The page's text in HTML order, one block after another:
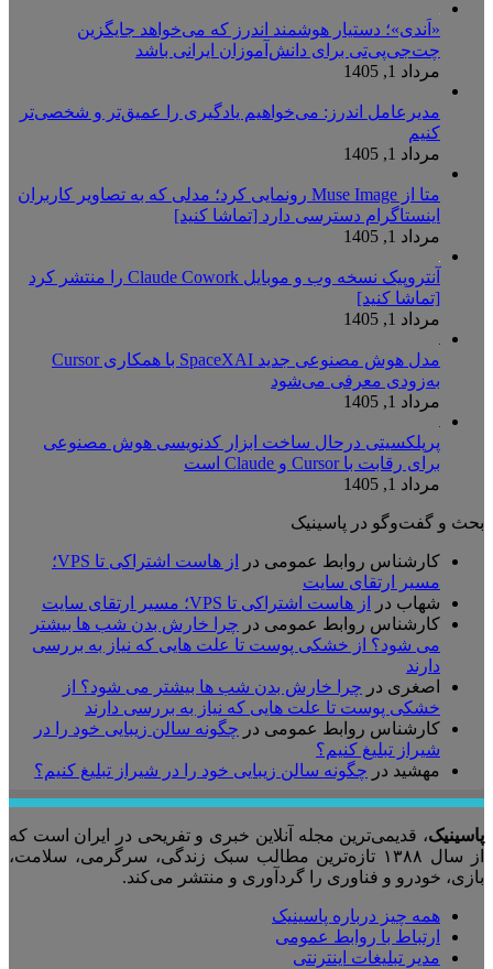
«اَندی»؛ دستیار هوشمند اندرز که می‌خواهد جایگزین
چت‌جی‌پی‌تی برای دانش‌آموزان ایرانی باشد
مرداد 1, 1405
مدیرعامل اندرز: می‌خواهیم یادگیری را عمیق‌تر و شخصی‌تر
کنیم
مرداد 1, 1405
متا از Muse Image رونمایی کرد؛ مدلی که به تصاویر کاربران
اینستاگرام دسترسی دارد [تماشا کنید]
مرداد 1, 1405
آنتروپیک نسخه وب و موبایل Claude Cowork را منتشر کرد
[تماشا کنید]
مرداد 1, 1405
مدل هوش مصنوعی جدید SpaceXAI با همکاری Cursor
به‌زودی معرفی می‌شود
مرداد 1, 1405
پرپلکسیتی درحال ساخت ابزار کدنویسی هوش مصنوعی
برای رقابت با Cursor و Claude است
مرداد 1, 1405
بحث و گفت‌وگو در پاسینیک
کارشناس روابط عمومی در
از هاست اشتراکی تا VPS؛
مسیر ارتقای سایت
شهاب در
از هاست اشتراکی تا VPS؛ مسیر ارتقای سایت
کارشناس روابط عمومی در چرا خارش بدن شب ها بیشتر
می شود؟ از خشکی پوست تا علت هایی که نیاز به بررسی
دارند
اصغری در چرا خارش بدن شب ها بیشتر می شود؟ از
خشکی پوست تا علت هایی که نیاز به بررسی دارند
کارشناس روابط عمومی در چگونه سالن زیبایی خود را در
شیراز تبلیغ کنیم؟
مهشید در چگونه سالن زیبایی خود را در شیراز تبلیغ کنیم؟
پاسینیک، قدیمی‌ترین مجله آنلاین خبری و تفریحی در ایران است که
از سال ۱۳۸۸ تازه‌ترین مطالب سبک زندگی، سرگرمی، سلامت،
بازی، خودرو و فناوری را گردآوری و منتشر می‌کند.
همه چیز درباره پاسینیک
ارتباط با روابط عمومی
مدیر تبلیغات اینترنتی